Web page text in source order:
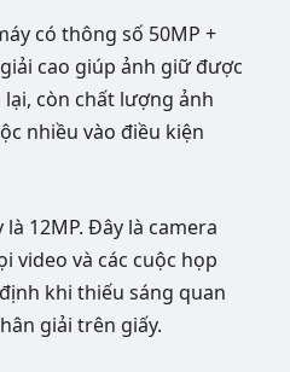
có thông số 50MP +
cao giúp ảnh giữ được
còn chất lượng ảnh
nhiều vào điều kiện
12MP. Đây là camera
video và các cuộc họp
khi thiếu sáng quan
giải trên giấy.